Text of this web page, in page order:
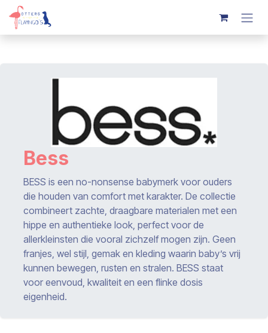
Overslaan naar inhoud
Bess
BESS is een no-nonsense babymerk voor ouders
die houden van comfort met karakter. De collectie
combineert zachte, draagbare materialen met een
hippe en authentieke look, perfect voor de
allerkleinsten die vooral zichzelf mogen zijn. Geen
franjes, wel stijl, gemak en kleding waarin baby’s vrij
kunnen bewegen, rusten en stralen. BESS staat
voor eenvoud, kwaliteit en een flinke dosis
eigenheid.